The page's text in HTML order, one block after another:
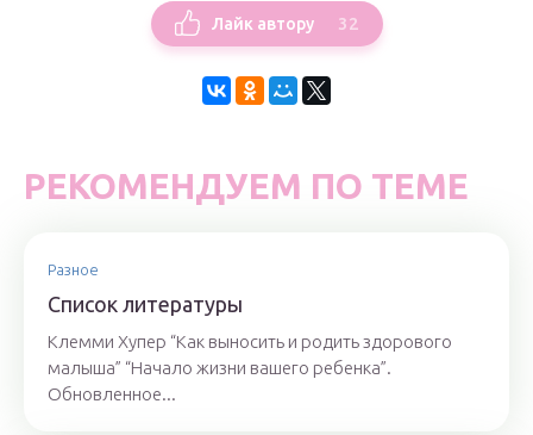
Лайк автору 32
РЕКОМЕНДУЕМ ПО ТЕМЕ
Разное
Список литературы
Клемми Хупер “Как выносить и родить здорового
малыша” “Начало жизни вашего ребенка”.
Обновленное...